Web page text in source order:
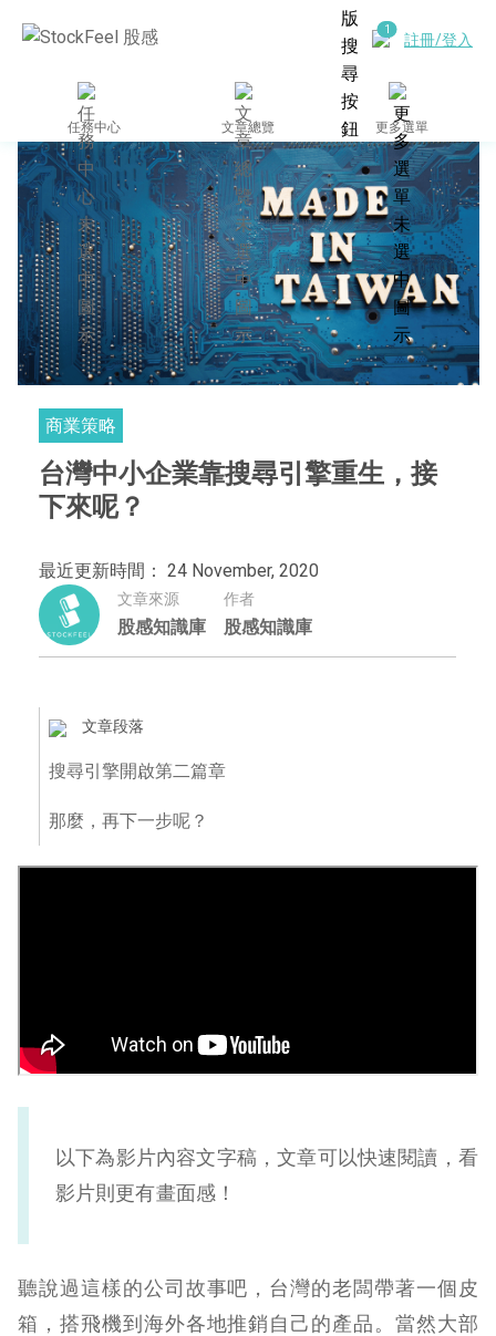
註冊/登入
任務中心 文章總覽 更多選單
商業策略
台灣中小企業靠搜尋引擎重生，接
下來呢？
最近更新時間： 24 November, 2020
文章來源
股感知識庫
作者
股感知識庫
文章段落
搜尋引擎開啟第二篇章
那麼，再下一步呢？
以下為影片內容文字稿，文章可以快速閱讀，看
影片則更有畫面感！
聽說過這樣的公司故事吧，台灣的老闆帶著一個皮
箱，搭飛機到海外各地推銷自己的產品。當然大部